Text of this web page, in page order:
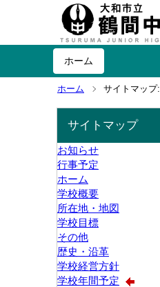
ホーム
ホーム サイトマップ:
サイトマップ
お知らせ
行事予定
ホーム
学校概要
所在地・地図
学校目標
その他
歴史・沿革
学校経営方針
学校年間予定